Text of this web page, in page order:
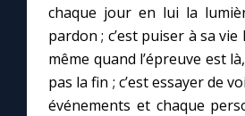
chaque jour en lui la
pardon ; c’est puiser à sa
même quand l’épreuve est
pas la fin ; c’est essayer de
événements et chaque